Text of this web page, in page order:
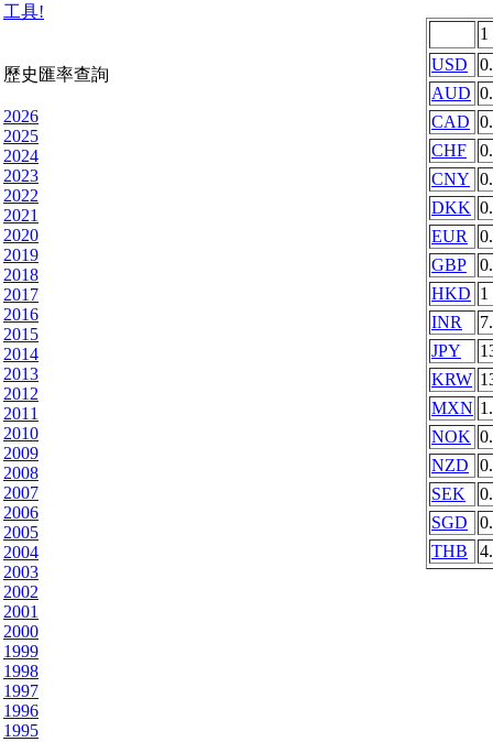
工具!
歷史匯率查詢
2026
2025
2024
2023
2022
2021
2020
2019
2018
2017
2016
2015
2014
2013
2012
2011
2010
2009
2008
2007
2006
2005
2004
2003
2002
2001
2000
1999
1998
1997
1996
1995
1
USD
AUD
CAD
CHF
CNY
DKK
EUR
GBP
HKD 1
INR
JPY
KRW
MXN
NOK
NZD
SEK
SGD
THB